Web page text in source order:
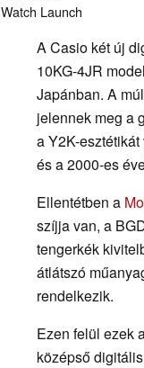
Watch Launch
A Casio két új
10KG-4JR
Japánban. A
jelennek meg a
a Y2K-
és a 2000-es
Ellentétben a
szíjja van, a
tengerkék
átlátszó
rendelkezik.
Ezen felül ezek
középső